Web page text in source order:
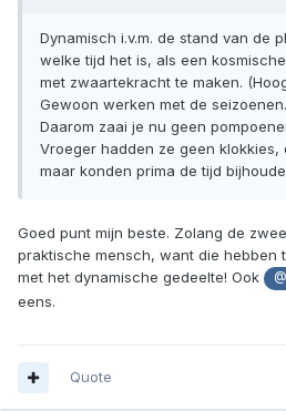
Dynamisch i.v.m. de stand van de
welke tijd het is, als een
met zwaartekracht te maken.
Gewoon werken met de seizoenen.
Daarom zaai je nu geen
Vroeger hadden ze geen klokkies,
maar konden prima de tijd
Goed punt mijn beste. Zolang de
praktische mensch, want die hebben
met het dynamische gedeelte! Ook
eens.
Quote